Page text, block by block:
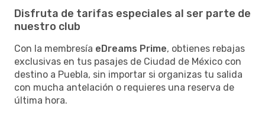
Disfruta de tarifas especiales al ser parte de
nuestro club
Con la membresía eDreams Prime, obtienes rebajas
exclusivas en tus pasajes de Ciudad de México con
destino a Puebla, sin importar si organizas tu salida
con mucha antelación o requieres una reserva de
última hora.